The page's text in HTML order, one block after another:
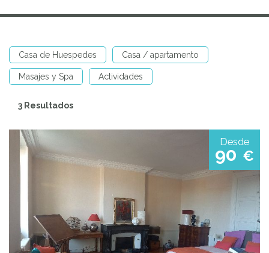
Casa de Huespedes Casa / apartamento
Masajes y Spa Actividades
3 Resultados
Desde
90 €